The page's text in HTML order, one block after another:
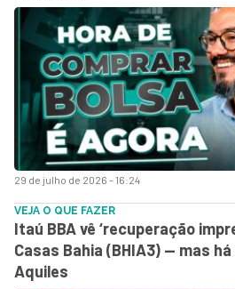
29 de julho de 2026 - 16:24
VEJA O QUE FAZER
Itaú BBA vê ‘recuperação
Casas Bahia (BHIA3) — mas
Aquiles